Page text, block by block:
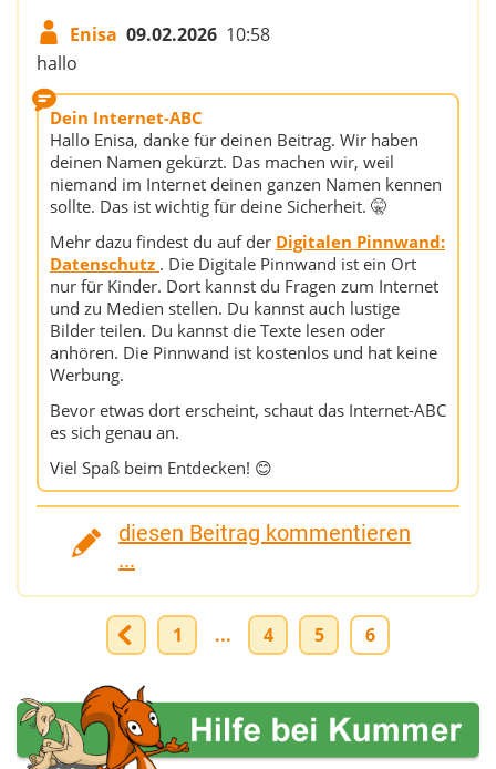
Enisa 09.02.2026 10:58
hallo
Dein Internet-ABC
Hallo Enisa, danke für deinen Beitrag. Wir haben
deinen Namen gekürzt. Das machen wir, weil
niemand im Internet deinen ganzen Namen kennen
sollte. Das ist wichtig für deine Sicherheit. 🤫
Mehr dazu findest du auf der Digitalen Pinnwand:
Datenschutz . Die Digitale Pinnwand ist ein Ort
nur für Kinder. Dort kannst du Fragen zum Internet
und zu Medien stellen. Du kannst auch lustige
Bilder teilen. Du kannst die Texte lesen oder
anhören. Die Pinnwand ist kostenlos und hat keine
Werbung.
Bevor etwas dort erscheint, schaut das Internet-ABC
es sich genau an.
Viel Spaß beim Entdecken! 😊
diesen Beitrag kommentieren
...
1 ... 4 5 6